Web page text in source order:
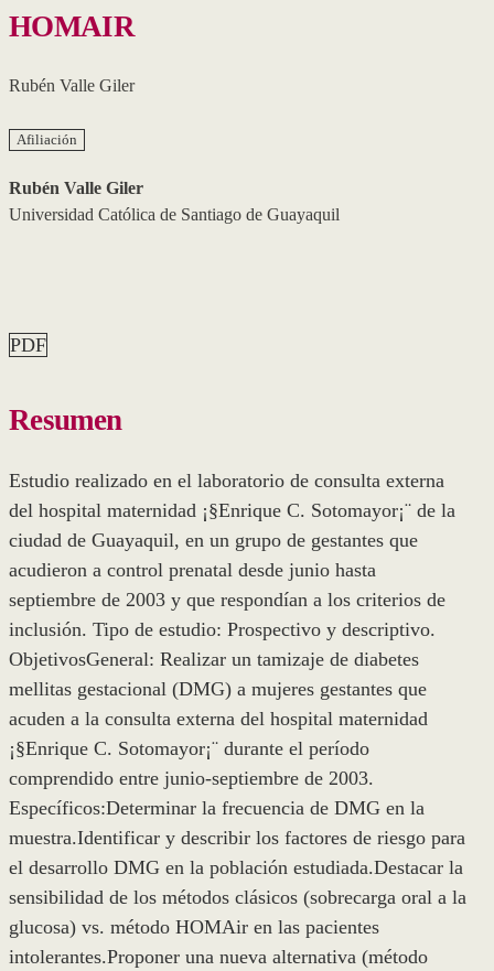
HOMAIR
Rubén Valle Giler
Afiliación
Rubén Valle Giler
Universidad Católica de Santiago de Guayaquil
PDF
Resumen
Estudio realizado en el laboratorio de consulta externa
del hospital maternidad ¡§Enrique C. Sotomayor¡¨ de la
ciudad de Guayaquil, en un grupo de gestantes que
acudieron a control prenatal desde junio hasta
septiembre de 2003 y que respondían a los criterios de
inclusión. Tipo de estudio: Prospectivo y descriptivo.
ObjetivosGeneral: Realizar un tamizaje de diabetes
mellitas gestacional (DMG) a mujeres gestantes que
acuden a la consulta externa del hospital maternidad
¡§Enrique C. Sotomayor¡¨ durante el período
comprendido entre junio-septiembre de 2003.
Específicos:Determinar la frecuencia de DMG en la
muestra.Identificar y describir los factores de riesgo para
el desarrollo DMG en la población estudiada.Destacar la
sensibilidad de los métodos clásicos (sobrecarga oral a la
glucosa) vs. método HOMAir en las pacientes
intolerantes.Proponer una nueva alternativa (método